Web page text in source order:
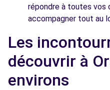
répondre à toutes vos
accompagner tout au
Les
découvrir à
environs